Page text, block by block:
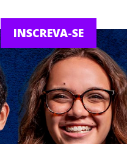
INSCREVA-SE